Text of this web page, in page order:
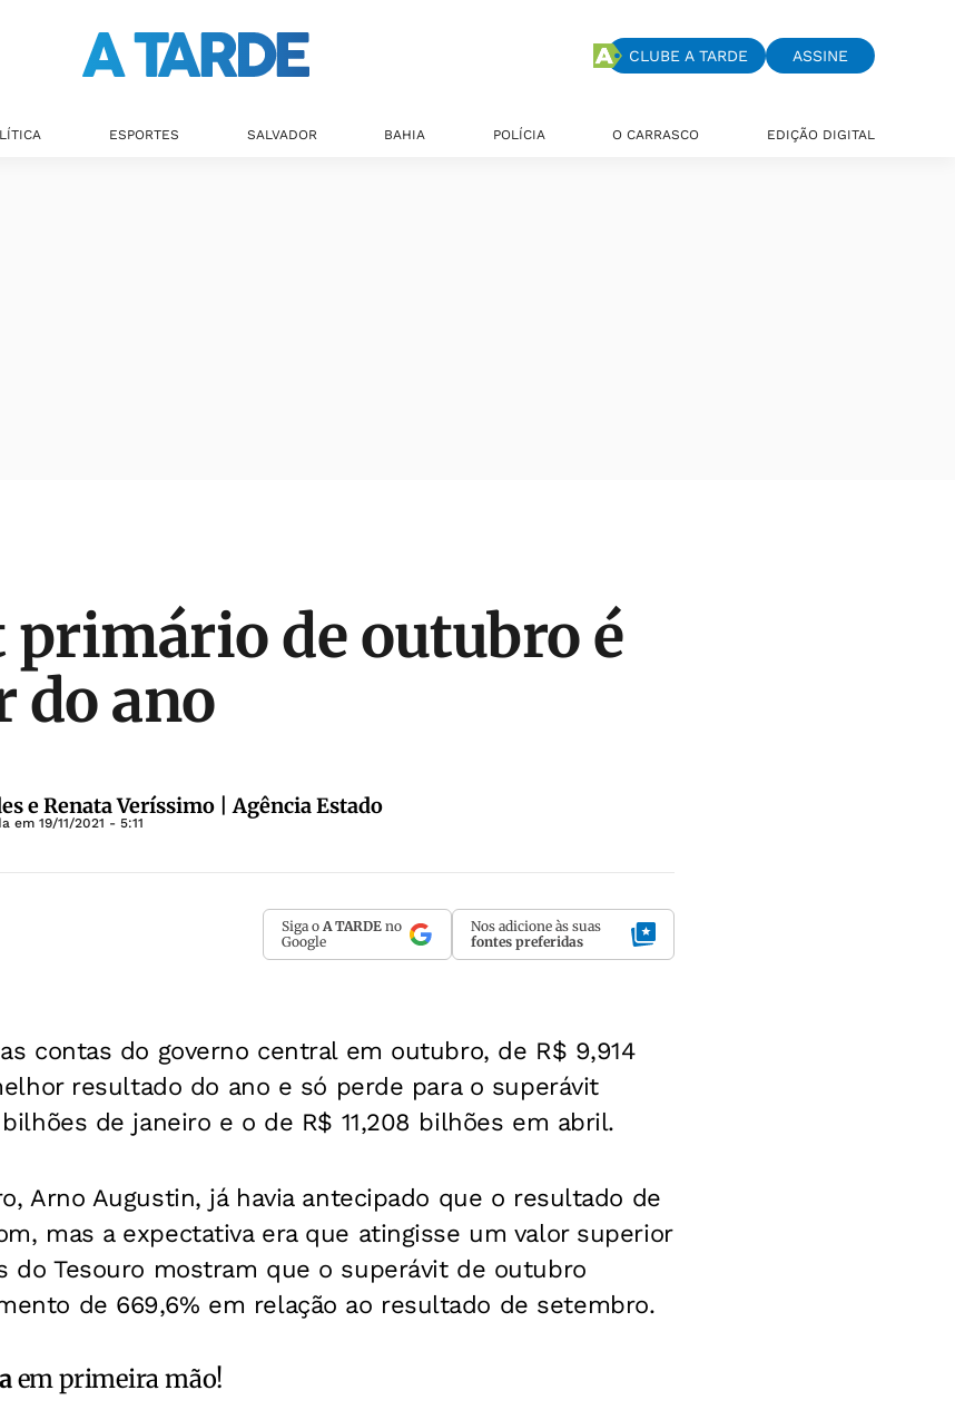
CLUBE A TARDE ASSINE
ESPORTES SALVADOR BAHIA POLÍCIA O CARRASCO EDIÇÃO DIGITAL
primário de outubro é
do ano
e Renata Veríssimo | Agência Estado
em 19/11/2021 - 5:11
Siga o A TARDE no
Google
Nos adicione às suas
fontes preferidas
contas do governo central em outubro, de R$ 9,914
resultado do ano e só perde para o superávit
de janeiro e o de R$ 11,208 bilhões em abril.
Arno Augustin, já havia antecipado que o resultado de
mas a expectativa era que atingisse um valor superior
do Tesouro mostram que o superávit de outubro
de 669,6% em relação ao resultado de setembro.
em primeira mão!